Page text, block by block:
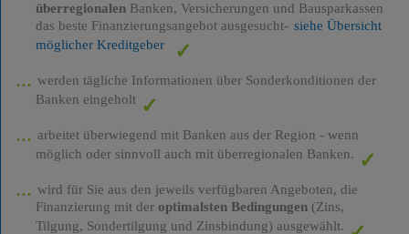
überregionalenBanken, Versicherungen und Bausparkassen
das beste Finanzierungsangebot ausgesucht- siehe Übersicht
möglicher Kreditgeber
werden tägliche Informationen über Sonderkonditionen der
Banken eingeholt
arbeitet überwiegend mit Banken aus der Region - wenn
möglich oder sinnvoll auch mit überregionalen Banken.
wird für Sie aus den jeweils verfügbaren Angeboten, die
Finanzierung mit der optimalsten Bedingungen(Zins,
Tilgung, Sondertilgung und Zinsbindung) ausgewählt.